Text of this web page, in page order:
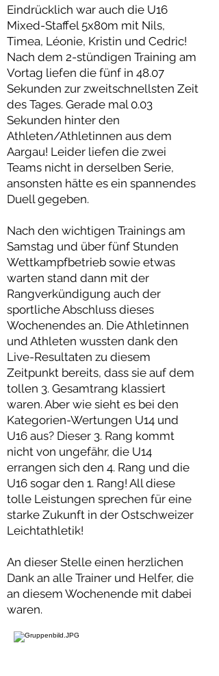
Eindrücklich war auch die U16
Mixed-Staffel 5x80m mit Nils,
Timea, Léonie, Kristin und Cedric!
Nach dem 2-stündigen Training am
Vortag liefen die fünf in 48.07
Sekunden zur zweitschnellsten Zeit
des Tages. Gerade mal 0.03
Sekunden hinter den
Athleten/Athletinnen aus dem
Aargau! Leider liefen die zwei
Teams nicht in derselben Serie,
ansonsten hätte es ein spannendes
Duell gegeben.
Nach den wichtigen Trainings am
Samstag und über fünf Stunden
Wettkampfbetrieb sowie etwas
warten stand dann mit der
Rangverkündigung auch der
sportliche Abschluss dieses
Wochenendes an. Die Athletinnen
und Athleten wussten dank den
Live-Resultaten zu diesem
Zeitpunkt bereits, dass sie auf dem
tollen 3. Gesamtrang klassiert
waren. Aber wie sieht es bei den
Kategorien-Wertungen U14 und
U16 aus? Dieser 3. Rang kommt
nicht von ungefähr, die U14
errangen sich den 4. Rang und die
U16 sogar den 1. Rang! All diese
tolle Leistungen sprechen für eine
starke Zukunft in der Ostschweizer
Leichtathletik!
An dieser Stelle einen herzlichen
Dank an alle Trainer und Helfer, die
an diesem Wochenende mit dabei
waren.